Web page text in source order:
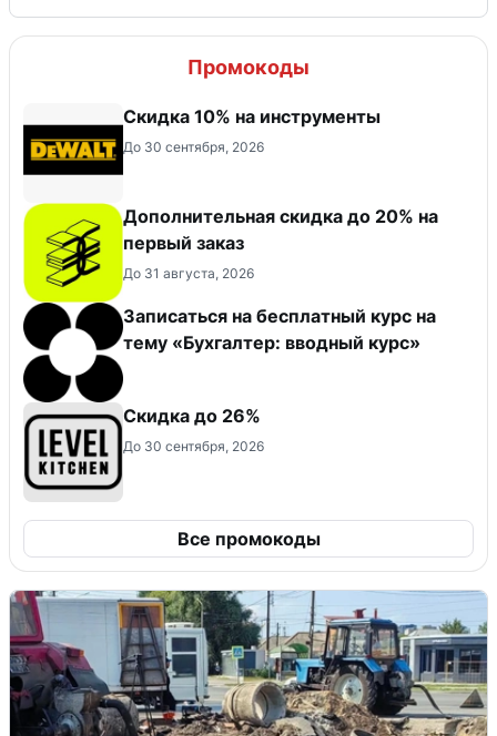
Промокоды
Скидка 10% на инструменты
До 30 сентября, 2026
Дополнительная скидка до 20% на
первый заказ
До 31 августа, 2026
Записаться на бесплатный курс на
тему «Бухгалтер: вводный курс»
Скидка до 26%
До 30 сентября, 2026
Все промокоды